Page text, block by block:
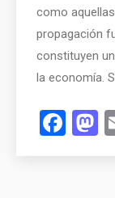
como
propagación
constituyen
la economía.